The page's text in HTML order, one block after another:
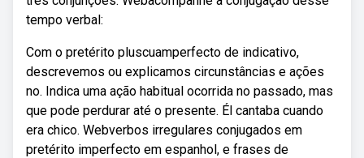
tempo verbal:
Com o pretérito pluscuamperfecto de indicativo,
descrevemos ou explicamos circunstâncias e ações
no. Indica uma ação habitual ocorrida no passado, mas
que pode perdurar até o presente. Él cantaba cuando
era chico. Webverbos irregulares conjugados em
pretérito imperfecto em espanhol, e frases de